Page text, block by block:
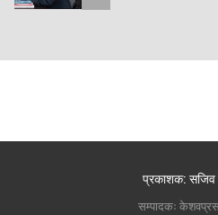
प्रकाशक: सजिव
सम्पादकः